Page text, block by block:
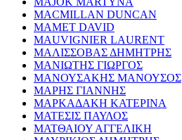
MACMILLAN DUNCAN
MAMET DAVID
MAUVIGNIER LAURENT
ΜΑΛΙΣΣΟΒΑΣ ΔΗΜΗΤΡΗΣ
ΜΑΝΙΩΤΗΣ ΓΙΩΡΓΟΣ
ΜΑΝΟΥΣΑΚΗΣ ΜΑΝΟΥΣΟΣ
ΜΑΡΗΣ ΓΙΑΝΝΗΣ
ΜΑΡΚΑΔΑΚΗ ΚΑΤΕΡΙΝΑ
ΜΑΤΕΣΙΣ ΠΑΥΛΟΣ
ΜΑΤΘΑΙΟΥ ΑΓΓΕΛΙΚΗ